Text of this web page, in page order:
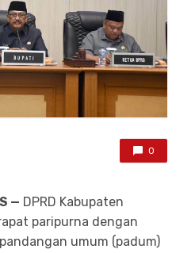
0
— DPRD Kabupaten
paripurna dengan
umum (padum)